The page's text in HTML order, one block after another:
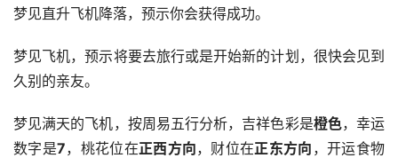
梦见直升飞机降落，预示你会获得成功。
梦见飞机，预示将要去旅行或是开始新的计划，很快会见到
久别的亲友。
梦见满天的飞机，按周易五行分析，吉祥色彩是橙色，幸运
数字是7，桃花位在正西方向，财位在正东方向 ，开运食物